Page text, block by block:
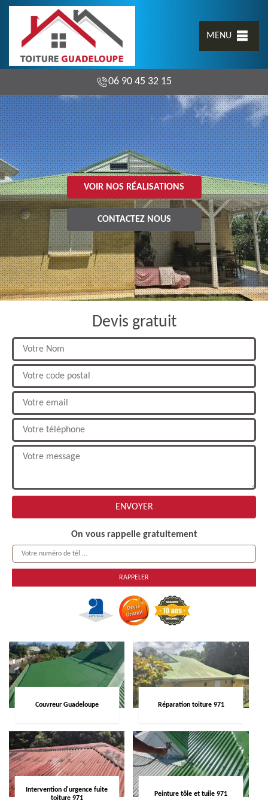
MENU
06 90 45 32 15
VOIR NOS RÉALISATIONS
CONTACTEZ NOUS
Devis gratuit
On vous rappelle gratuitement
Couvreur Guadeloupe Réparation toiture 971
Intervention d'urgence fuite
toiture 971
Peinture tôle et tuile 971